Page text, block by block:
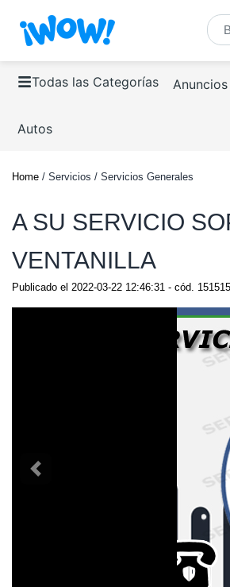
Todas las Categorías Anuncios
Autos
Home / Servicios / Servicios Generales
A SU SERVICIO
VENTANILLA
Publicado el 2022-03-22 12:46:31 - cód.